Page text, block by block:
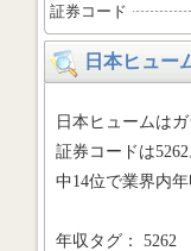
証券コード
日本ヒュー
日本ヒュームは
証券コードは
中14位で業界内
年収タグ： 5262